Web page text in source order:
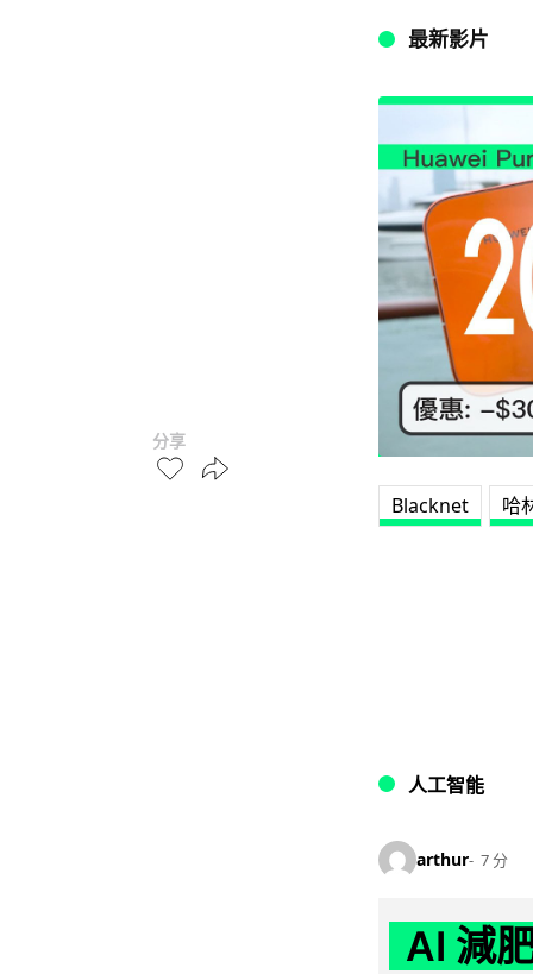
分享
最新影片
Blacknet 哈
人工智能
arthur 7 分
AI 減